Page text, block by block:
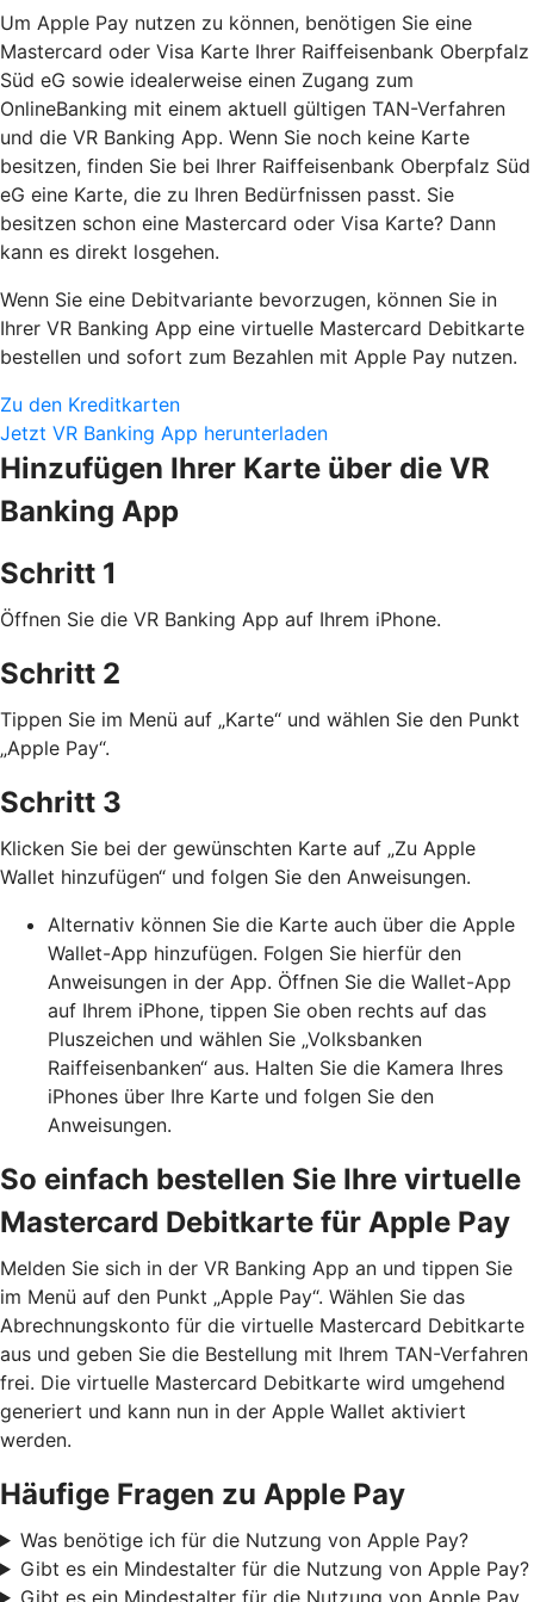
Um Apple Pay nutzen zu können, benötigen Sie eine
Mastercard oder Visa Karte Ihrer Raiffeisenbank Oberpfalz
Süd eG sowie idealerweise einen Zugang zum
OnlineBanking mit einem aktuell gültigen TAN-Verfahren
und die VR Banking App. Wenn Sie noch keine Karte
besitzen, finden Sie bei Ihrer Raiffeisenbank Oberpfalz Süd
eG eine Karte, die zu Ihren Bedürfnissen passt. Sie
besitzen schon eine Mastercard oder Visa Karte? Dann
kann es direkt losgehen.
Wenn Sie eine Debitvariante bevorzugen, können Sie in
Ihrer VR Banking App eine virtuelle Mastercard Debitkarte
bestellen und sofort zum Bezahlen mit Apple Pay nutzen.
Zu den Kreditkarten
Jetzt VR Banking App herunterladen
Hinzufügen Ihrer Karte über die VR
Banking App
Schritt 1
Öffnen Sie die VR Banking App auf Ihrem iPhone.
Schritt 2
Tippen Sie im Menü auf „Karte“ und wählen Sie den Punkt
„Apple Pay“.
Schritt 3
Klicken Sie bei der gewünschten Karte auf „Zu Apple
Wallet hinzufügen“ und folgen Sie den Anweisungen.
Alternativ können Sie die Karte auch über die Apple
Wallet-App hinzufügen. Folgen Sie hierfür den
Anweisungen in der App. Öffnen Sie die Wallet-App
auf Ihrem iPhone, tippen Sie oben rechts auf das
Pluszeichen und wählen Sie „Volksbanken
Raiffeisenbanken“ aus. Halten Sie die Kamera Ihres
iPhones über Ihre Karte und folgen Sie den
Anweisungen.
So einfach bestellen Sie Ihre virtuelle
Mastercard Debitkarte für Apple Pay
Melden Sie sich in der VR Banking App an und tippen Sie
im Menü auf den Punkt „Apple Pay“. Wählen Sie das
Abrechnungskonto für die virtuelle Mastercard Debitkarte
aus und geben Sie die Bestellung mit Ihrem TAN-Verfahren
frei. Die virtuelle Mastercard Debitkarte wird umgehend
generiert und kann nun in der Apple Wallet aktiviert
werden.
Häufige Fragen zu Apple Pay
Was benötige ich für die Nutzung von Apple Pay?
Gibt es ein Mindestalter für die Nutzung von Apple Pay?
Gibt es ein Mindestalter für die Nutzung von Apple Pay